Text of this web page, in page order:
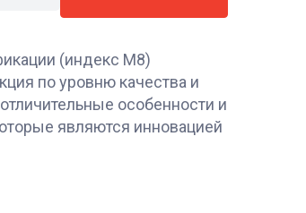
(индекс М8)
по уровню качества и
особенности и
являются инновацией